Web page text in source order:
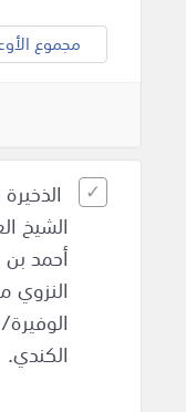
مجموع
الشيخ
أحمد
النزوي
الكندي.